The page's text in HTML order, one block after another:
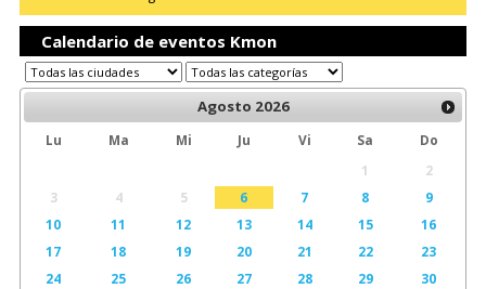
Calendario de eventos Kmon
Agosto 2026
Lu Ma Mi Ju Vi Sa
Do
1
2
3
4 5 6 7 8
9
10
11 12 13 14 15
16
17
18 19 20 21 22
23
24
25 26 27 28 29
30